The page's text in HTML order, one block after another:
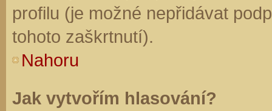
profilu (je možné nepřidávat
tohoto zaškrtnutí).
Nahoru
Jak vytvořím hlasování?